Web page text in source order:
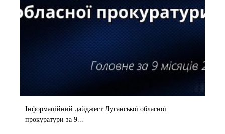
Інформаційний дайджест Луганської обласної
прокуратури за 9...